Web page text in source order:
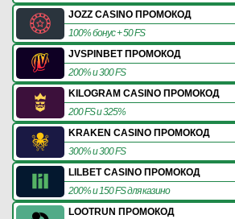
JOZZ CASINO ПРОМОКОД
100% бонус + 50 FS
JVSPINBET ПРОМОКОД
200% и 300 FS
KILOGRAM CASINO ПРОМОКОД
200 FS и 325%
KRAKEN CASINO ПРОМОКОД
300% и 300 FS
LILBET CASINO ПРОМОКОД
200% и 150 FS для казино
LOOTRUN ПРОМОКОД